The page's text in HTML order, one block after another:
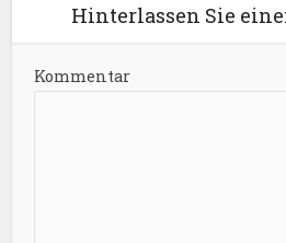
Hinterlassen Sie
Kommentar